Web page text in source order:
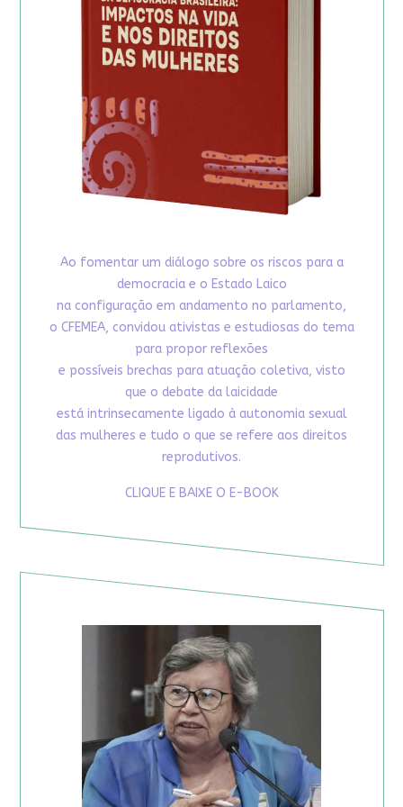
Ao fomentar um diálogo sobre os riscos para a
democracia e o Estado Laico
na configuração em andamento no parlamento,
o CFEMEA, convidou ativistas e estudiosas do tema
para propor reflexões
e possíveis brechas para atuação coletiva, visto
que o debate da laicidade
está intrinsecamente ligado à autonomia sexual
das mulheres e tudo o que se refere aos direitos
reprodutivos.
CLIQUE E BAIXE O E-BOOK